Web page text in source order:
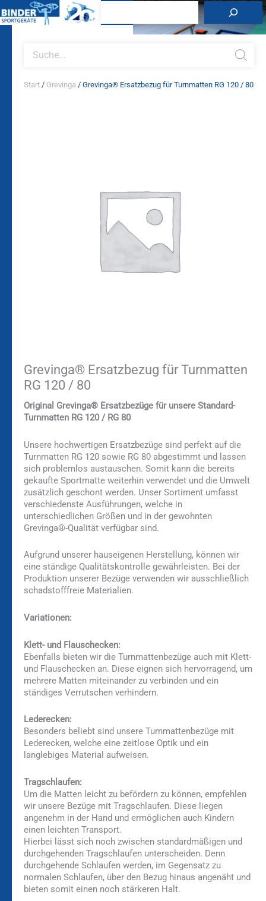
Inhalt
search
Start / Grevinga / Grevinga® Ersatzbezug für Turnmatten RG 120 / 80
Grevinga® Ersatzbezug für Turnmatten
RG 120 / 80
Original Grevinga® Ersatzbezüge für unsere Standard-
Turnmatten RG 120 / RG 80
Unsere hochwertigen Ersatzbezüge sind perfekt auf die
Turnmatten RG 120 sowie RG 80 abgestimmt und lassen
sich problemlos austauschen. Somit kann die bereits
gekaufte Sportmatte weiterhin verwendet und die Umwelt
zusätzlich geschont werden. Unser Sortiment umfasst
verschiedenste Ausführungen, welche in
unterschiedlichen Größen und in der gewohnten
Grevinga®-Qualität verfügbar sind.
Aufgrund unserer hauseigenen Herstellung, können wir
eine ständige Qualitätskontrolle gewährleisten. Bei der
Produktion unserer Bezüge verwenden wir ausschließlich
schadstofffreie Materialien.
Variationen:
Klett- und Flauschecken:
Ebenfalls bieten wir die Turnmattenbezüge auch mit Klett-
und Flauschecken an. Diese eignen sich hervorragend, um
mehrere Matten miteinander zu verbinden und ein
ständiges Verrutschen verhindern.
Lederecken:
Besonders beliebt sind unsere Turnmattenbezüge mit
Lederecken, welche eine zeitlose Optik und ein
langlebiges Material aufweisen.
Tragschlaufen:
Um die Matten leicht zu befördern zu können, empfehlen
wir unsere Bezüge mit Tragschlaufen. Diese liegen
angenehm in der Hand und ermöglichen auch Kindern
einen leichten Transport.
Hierbei lässt sich noch zwischen standardmäßigen und
durchgehenden Tragschlaufen unterscheiden. Denn
durchgehende Schlaufen werden, im Gegensatz zu
normalen Schlaufen, über den Bezug hinaus angenäht und
bieten somit einen noch stärkeren Halt.